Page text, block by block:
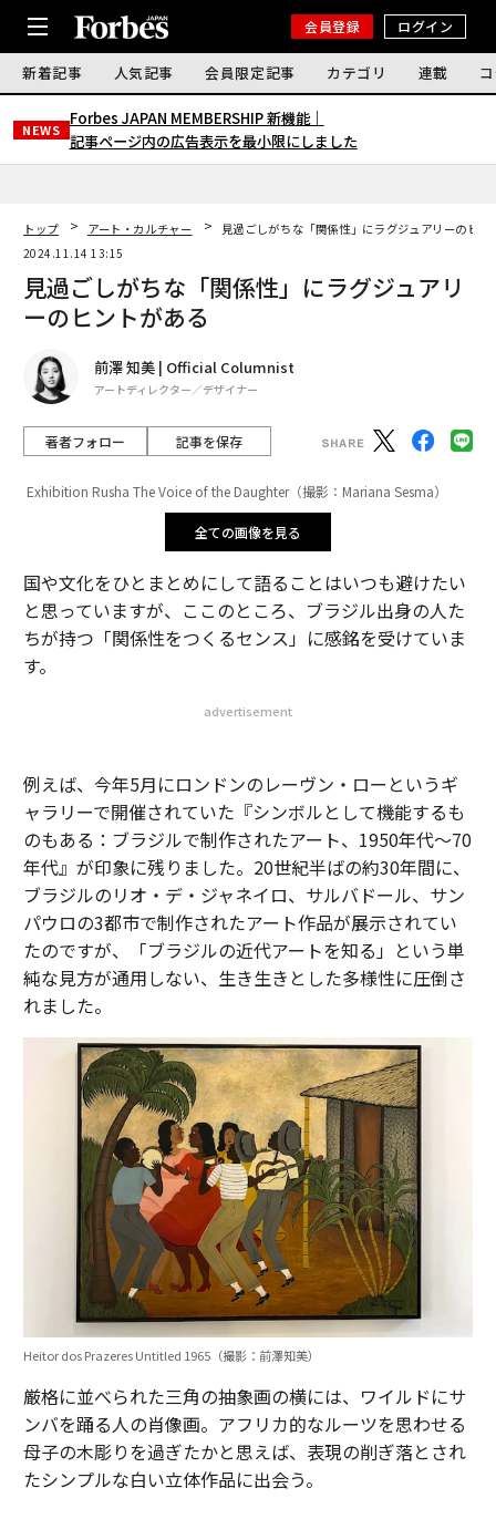
会員登録 ログイン
新着記事 人気記事 会員限定記事 カテゴリ 連載
NEWS
Forbes JAPAN MEMBERSHIP 新機能｜
記事ページ内の広告表示を最小限にしました
トップ アート・カルチャー
見過ごしがちな「関係性」にラグジュアリーのヒン
2024.11.14 13:15
見過ごしがちな「関係性」にラグジュアリ
ーのヒントがある
前澤 知美 | Official Columnist
アートディレクター／デザイナー
著者フォロー 記事を保存
Exhibition Rusha The Voice of the Daughter（撮影：Mariana Sesma）
全ての画像を見る
国や文化をひとまとめにして語ることはいつも避けたい
と思っていますが、ここのところ、ブラジル出身の人た
ちが持つ「関係性をつくるセンス」に感銘を受けていま
す。
advertisement
例えば、今年5月にロンドンのレーヴン・ローというギ
ャラリーで開催されていた『シンボルとして機能するも
のもある：ブラジルで制作されたアート、1950年代～70
年代』が印象に残りました。20世紀半ばの約30年間に、
ブラジルのリオ・デ・ジャネイロ、サルバドール、サン
パウロの3都市で制作されたアート作品が展示されてい
たのですが、「ブラジルの近代アートを知る」という単
純な見方が通用しない、生き生きとした多様性に圧倒さ
れました。
Heitor dos Prazeres Untitled 1965（撮影：前澤知美）
厳格に並べられた三角の抽象画の横には、ワイルドにサ
ンバを踊る人の肖像画。アフリカ的なルーツを思わせる
母子の木彫りを過ぎたかと思えば、表現の削ぎ落とされ
たシンプルな白い立体作品に出会う。